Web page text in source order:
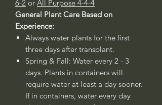
6-2 or All Purpose 4-4-4
General Plant Care Based on
Experience:
Always water plants for the first
three days after transplant.
Spring & Fall: Water every 2 - 3
days. Plants in containers will
require water at least a day sooner.
If in containers, water every day